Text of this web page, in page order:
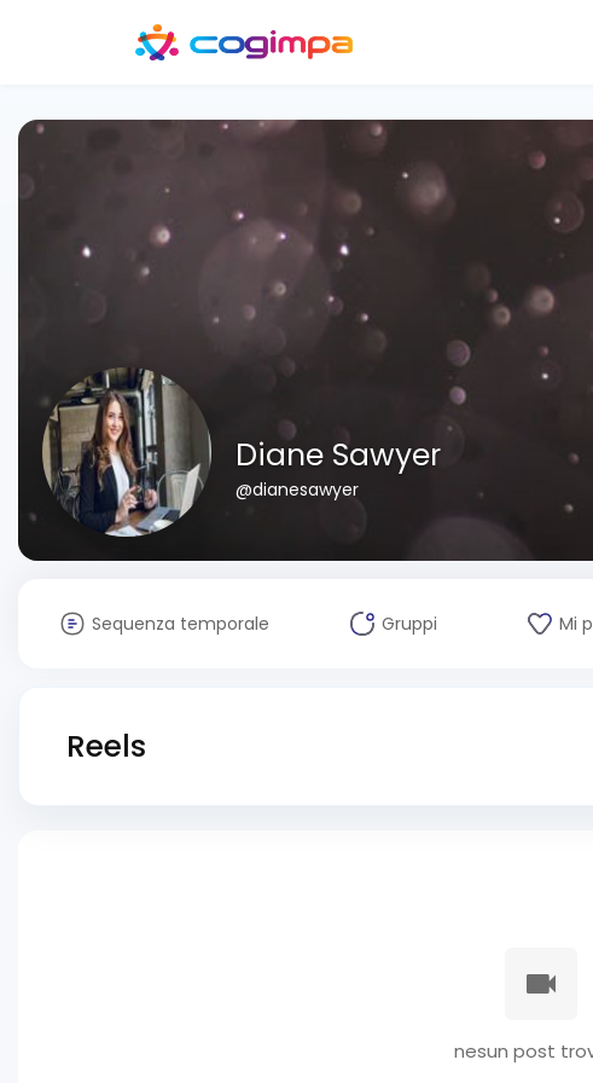
Diane Sawyer
@dianesawyer
Sequenza temporale Gruppi Mi
Reels
nesun post